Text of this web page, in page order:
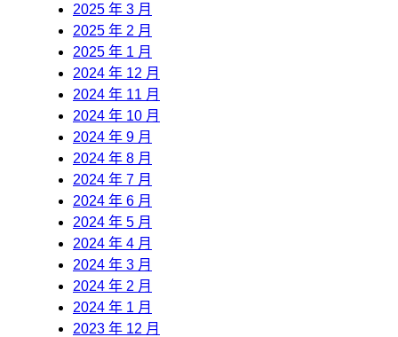
2025 年 3 月
2025 年 2 月
2025 年 1 月
2024 年 12 月
2024 年 11 月
2024 年 10 月
2024 年 9 月
2024 年 8 月
2024 年 7 月
2024 年 6 月
2024 年 5 月
2024 年 4 月
2024 年 3 月
2024 年 2 月
2024 年 1 月
2023 年 12 月